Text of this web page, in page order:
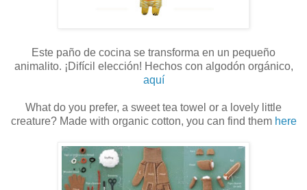
Este paño de cocina se transforma en un pequeño
animalito. ¡Difícil elección! Hechos con algodón orgánico,
aquí
What do you prefer, a sweet tea towel or a lovely little
creature? Made with organic cotton, you can find them here